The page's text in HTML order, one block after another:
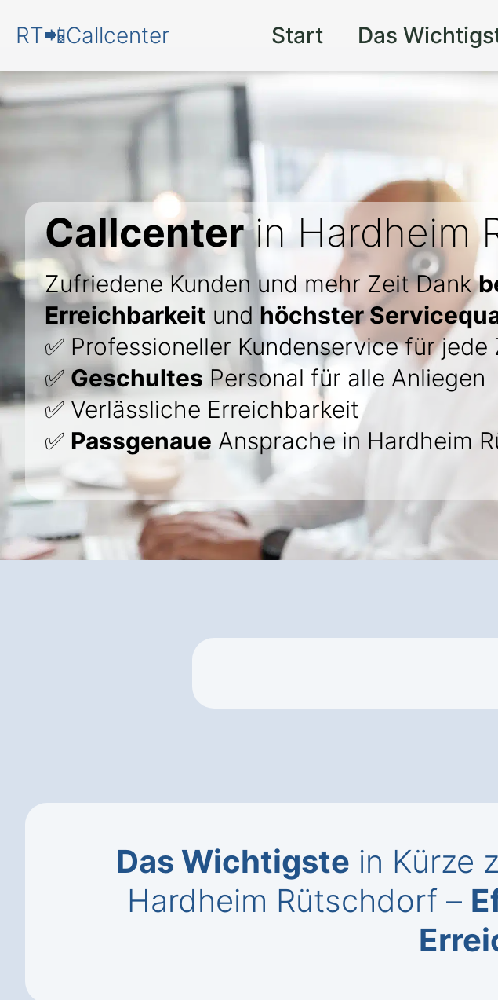
RT📲Callcenter Start Das
Callcenterin Hardheim
Zufriedene Kunden und mehr Zeit Dank
Erreichbarkeit und höchster
✅ Professioneller Kundenservice für jede
✅ Geschultes Personal für alle Anliegen
✅ Verlässliche Erreichbarkeit
✅ Passgenaue Ansprache in Hardheim
Das Wichtigste in Kürze
Hardheim Rütschdorf –